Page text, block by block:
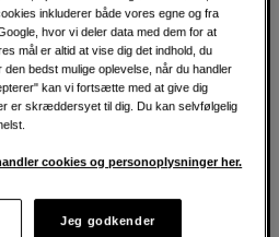
og hjemmekontorer
inkluderer både vores egne og fra
hvor vi deler data med dem for at
mål er altid at vise dig det indhold, du
bedst mulige oplevelse, når du handler
kan vi fortsætte med at give dig
er skræddersyet til dig. Du kan selvfølgelig
cookies og personoplysninger her.
Jeg godkender